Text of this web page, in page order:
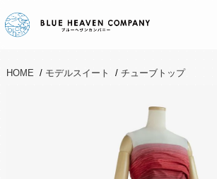
HOME / モデルスイート / チューブトップ